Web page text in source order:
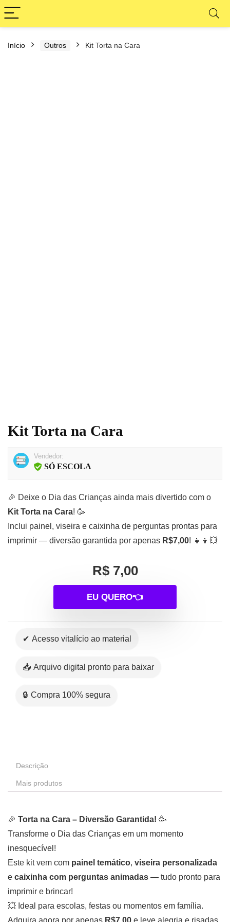
Início Outros Kit Torta na Cara
Kit Torta na Cara
Vendedor:
SÓ ESCOLA
🎉 Deixe o Dia das Crianças ainda mais divertido com o
Kit Torta na Cara! 🥳
Inclui painel, viseira e caixinha de perguntas prontas para
imprimir — diversão garantida por apenas R$7,00! 👧👦💥
R$ 7,00
EU QUERO👈
✔ Acesso vitalício ao material
📥 Arquivo digital pronto para baixar
🔒 Compra 100% segura
Descrição
Mais produtos
🎉 Torta na Cara – Diversão Garantida! 🥳
Transforme o Dia das Crianças em um momento
inesquecível!
Este kit vem com painel temático, viseira personalizada
e caixinha com perguntas animadas — tudo pronto para
imprimir e brincar!
💥 Ideal para escolas, festas ou momentos em família.
Adquira agora por apenas R$7,00 e leve alegria e risadas